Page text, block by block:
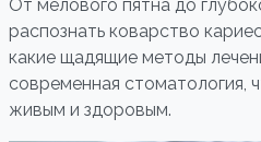
От мелового пятна до
распознать коварство
какие щадящие методы
современная стоматология,
живым и здоровым.